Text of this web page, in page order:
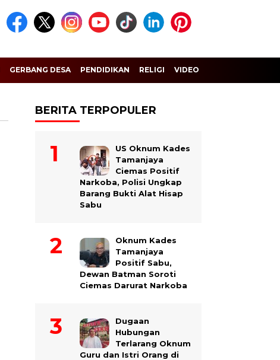
GERBANG DESA PENDIDIKAN RELIGI VIDEO
BERITA TERPOPULER
US Oknum Kades
Tamanjaya
Ciemas Positif
Narkoba, Polisi Ungkap
Barang Bukti Alat Hisap
Sabu
Oknum Kades
Tamanjaya
Positif Sabu,
Dewan Batman Soroti
Ciemas Darurat Narkoba
Dugaan
Hubungan
Terlarang Oknum
Guru dan Istri Orang di